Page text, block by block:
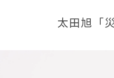
太田旭「